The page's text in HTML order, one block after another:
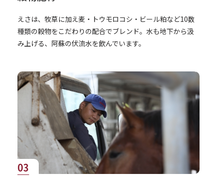
えさは、牧草に加え麦・トウモロコシ・ビール粕など10数
種類の穀物をこだわりの配合でブレンド。水も地下から汲
み上げる、阿蘇の伏流水を飲んでいます。
03